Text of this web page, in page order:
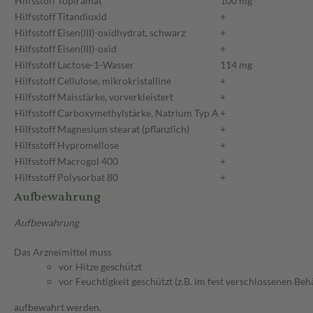
HilfsstoffTitandioxid
+
HilfsstoffEisen(III)-oxidhydrat, schwarz
+
HilfsstoffEisen(III)-oxid
+
HilfsstoffLactose-1-Wasser
114 mg
HilfsstoffCellulose, mikrokristalline
+
HilfsstoffMaisstärke, vorverkleistert
+
HilfsstoffCarboxymethylstärke, Natrium Typ A +
HilfsstoffMagnesium stearat (pflanzlich)
+
HilfsstoffHypromellose
+
HilfsstoffMacrogol 400
+
HilfsstoffPolysorbat 80 +
Aufbewahrung
Aufbewahrung
Das Arzneimittel muss
vor Hitze geschützt
vor Feuchtigkeit geschützt (z.B. im fest verschlossenen
aufbewahrt werden.